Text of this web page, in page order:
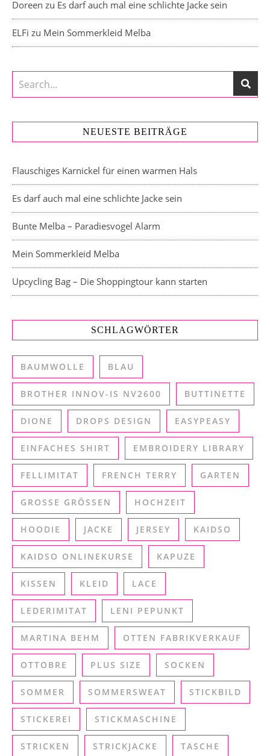
Doreen zu Es darf auch mal eine schlichte Jacke sein
ELFi zu Mein Sommerkleid Melba
NEUESTE BEITRÄGE
Flauschiges Karnickel für einen warmen Hals
Es darf auch mal eine schlichte Jacke sein
Bunte Melba – Paradiesvogel Alarm
Mein Sommerkleid Melba
Upcycling Bag – Die Shoppingtour kann starten
SCHLAGWÖRTER
BAUMWOLLE BLAU
BROTHER INNOV-IS NV2600 BUTTINETTE
DIONE DROPS DESIGN EASYPEASY
EINFACHES SHIRT EMBROIDERY LIBRARY
FELLIMITAT FRENCH TERRY GARTEN
GROSSE GRÖSSEN HOCHZEIT
HOODIE JACKE JERSEY KAIDSO
KAIDSO ONLINEKURSE KAPUZE
KISSEN KLEID LACE
LEDERIMITAT LENI PEPUNKT
MARTINA BEHM OTTEN FABRIKVERKAUF
OTTOBRE PLUS SIZE SOCKEN
SOMMER SOMMERSWEAT STICKBILD
STICKEREI STICKMASCHINE
STRICKEN STRICKJACKE TASCHE